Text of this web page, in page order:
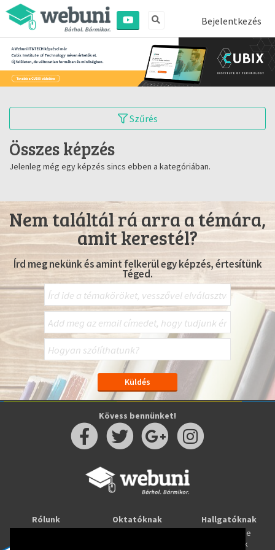
Bejelentkezés
Szűrés
Összes képzés
Jelenleg még egy képzés sincs ebben a kategóriában.
Nem találtál rá arra a témára,
amit kerestél?
Írd meg nekünk és amint felkerül egy képzés, értesítünk
Téged.
Kövess bennünket!
Rólunk
Oktatóknak
Hallgatóknak
Tanulj online
Képzések